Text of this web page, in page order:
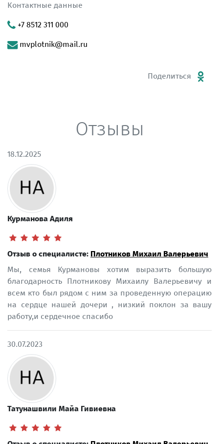
Контактные данные
+7 8512 311 000
mvplotnik@mail.ru
Поделиться
Отзывы
18.12.2025
Курманова Адиля
Отзыв о специалисте: Плотников Михаил Валерьевич
Мы, семья Курмановы хотим выразить большую
благодарность Плотникову Михаилу Валерьевичу и
всем кто был рядом с ним за проведенную операцию
на сердце нашей дочери , низкий поклон за вашу
работу,и сердечное спасибо
30.07.2023
Татунашвили Майа Гивиевна